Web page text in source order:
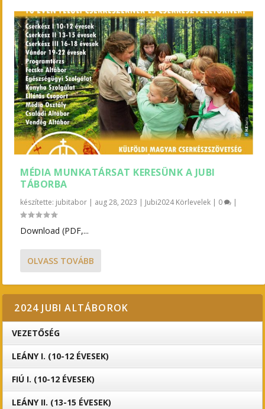
MÉDIA MUNKATÁRSAT KERESÜNK A JUBI
TÁBORBA
készítette: jubitabor | aug 28, 2023 | Jubi2024 Körlevelek | 0 |
Download (PDF,...
OLVASS TOVÁBB
2024 JUBI ALTÁBOROK
VEZETŐSÉG
LEÁNY I. (10-12 ÉVESEK)
FIÚ I. (10-12 ÉVESEK)
LEÁNY II. (13-15 ÉVESEK)